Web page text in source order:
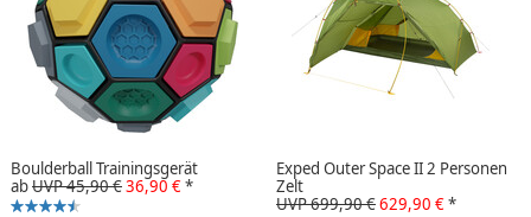
Boulderball Trainingsgerät
abUVP 45,90 €36,90 €*
Exped Outer Space II 2 Personen
Zelt
UVP 699,90 €629,90 €*